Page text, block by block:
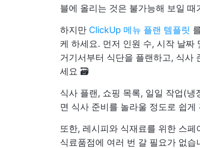
블에 올리는 것은 불가능해 보일 때
하지만 ClickUp 메뉴 플랜 템플릿
케 하세요. 먼저 인원 수, 시작 날짜
거기서부터 식단을 플랜하고, 식사
세요 🗃️
식사 플랜, 쇼핑 목록, 일일 작업(
면 식사 준비를 놀라울 정도로 쉽게
또한, 레시피와 식재료를 위한 스
식료품점에 여러 번 갈 필요가 없습